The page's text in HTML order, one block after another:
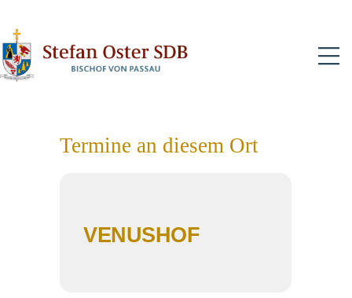
Termine an diesem Ort
VENUSHOF